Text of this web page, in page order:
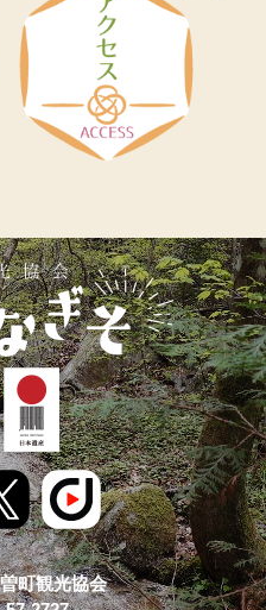
町観光協会